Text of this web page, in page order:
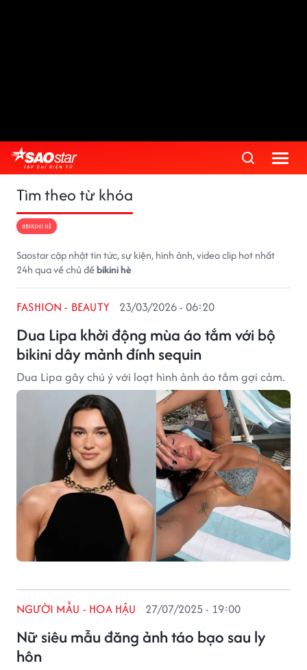
Tìm theo từ khóa
#BIKINI HÈ
Saostar cập nhật tin tức, sự kiện, hình ảnh, video clip hot nhất
24h qua về chủ đềbikini hè
Dua Lipa khởi động mùa áo tắm với bộ
bikini dây mảnh đính sequin
FASHION - BEAUTY 23/03/2026 - 06:20
Dua Lipa gây chú ý với loạt hình ảnh áo tắm gợi cảm.
Nữ siêu mẫu đăng ảnh táo bạo sau ly
hôn
NGƯỜI MẪU - HOA HẬU 27/07/2025 - 19:00